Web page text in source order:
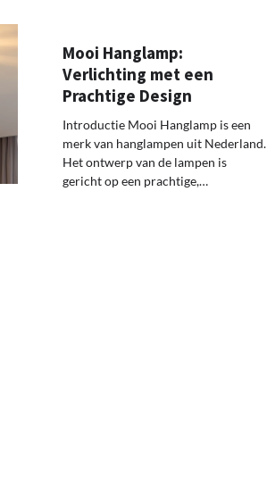
Mooi Hanglamp:
Verlichting met een
Prachtige Design
Introductie Mooi Hanglamp is een
merk van hanglampen uit Nederland.
Het ontwerp van de lampen is
gericht op een prachtige,…